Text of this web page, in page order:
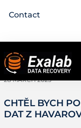
Contact
28 MARCH 2025
CHTĚL BYCH
DAT Z